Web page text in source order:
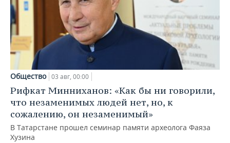
Общество 03 авг, 00:00
Рифкат Минниханов: «Как бы ни говорили,
что незаменимых людей нет, но, к
сожалению, он незаменимый»
В Татарстане прошел семинар памяти археолога Фаяза
Хузина